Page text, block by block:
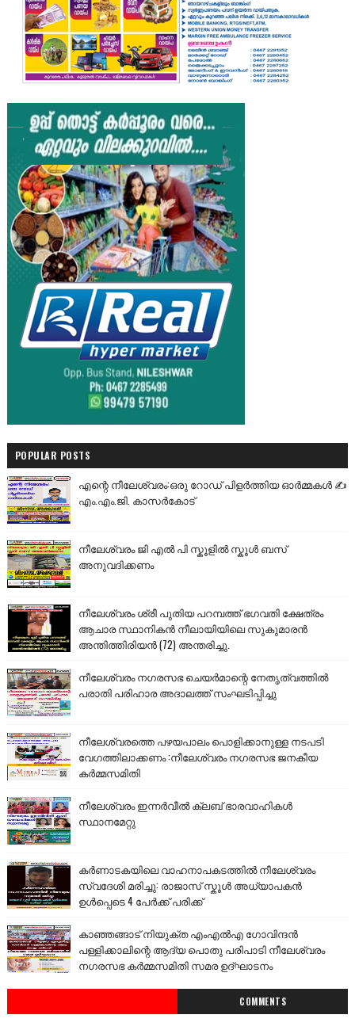
POPULAR POSTS
എന്റെ നീലേശ്വരം:ഒരു റോഡ് പിളർത്തിയ ഓർമ്മകൾ ✍️
എം.എം.ജി. കാസർകോട്
നീലേശ്വരം ജി എൽ പി സ്കൂളിൽ സ്കൂൾ ബസ്
അനുവദിക്കണം
നീലേശ്വരം ശ്രീ പുതിയ പറമ്പത്ത് ഭഗവതി ക്ഷേത്രം
ആചാര സ്ഥാനികൻ നീലായിയിലെ സുകുമാരൻ
അന്തിത്തിരിയൻ (72) അന്തരിച്ചു.
നീലേശ്വരം നഗരസഭ ചെയർമാന്റെ നേതൃത്വത്തിൽ
പരാതി പരിഹാര അദാലത്ത് സംഘടിപ്പിച്ചു
നീലേശ്വരത്തെ പഴയപാലം പൊളിക്കാനുള്ള നടപടി
വേഗത്തിലാക്കണം :നീലേശ്വരം നഗരസഭ ജനകീയ
കർമ്മസമിതി
നീലേശ്വരം ഇന്നർവീൽ ക്ലബ് ഭാരവാഹികൾ
സ്ഥാനമേറ്റു
കർണാടകയിലെ വാഹനാപകടത്തിൽ നീലേശ്വരം
സ്വദേശി മരിച്ചു: രാജാസ് സ്കൂൾ അധ്യാപകൻ
ഉൾപ്പെടെ 4 പേർക്ക് പരിക്ക്
കാഞ്ഞങ്ങാട് നിയുക്ത എംഎൽഎ ഗോവിന്ദൻ
പള്ളിക്കാലിന്റെ ആദ്യ പൊതു പരിപാടി നീലേശ്വരം
നഗരസഭ കർമ്മസമിതി സമര ഉദ്ഘാടനം
COMMENTS